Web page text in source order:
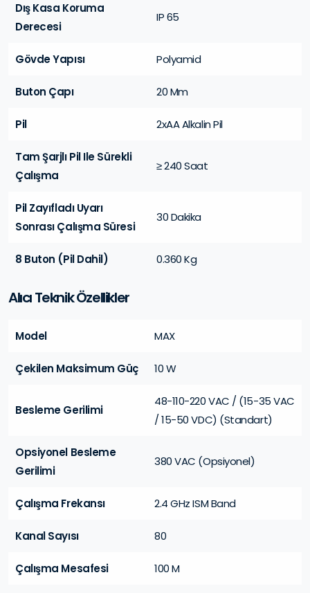
Dış Kasa Koruma
Derecesi
IP 65
Gövde Yapısı Polyamid
Buton Çapı 20 Mm
Pil 2xAA Alkalin Pil
Tam Şarjlı Pil Ile Sürekli
Çalışma
≥ 240 Saat
Pil Zayıfladı Uyarı
Sonrası Çalışma Süresi
30 Dakika
8 Buton (Pil Dahil) 0.360 Kg
Alıcı Teknik Özellikler
Model MAX
Çekilen Maksimum Güç 10 W
Besleme Gerilimi
48-110-220 VAC / (15-35 VAC
/ 15-50 VDC) (Standart)
Opsiyonel Besleme
Gerilimi
380 VAC (Opsiyonel)
Çalışma Frekansı 2.4 GHz ISM Band
Kanal Sayısı 80
Çalışma Mesafesi 100 M